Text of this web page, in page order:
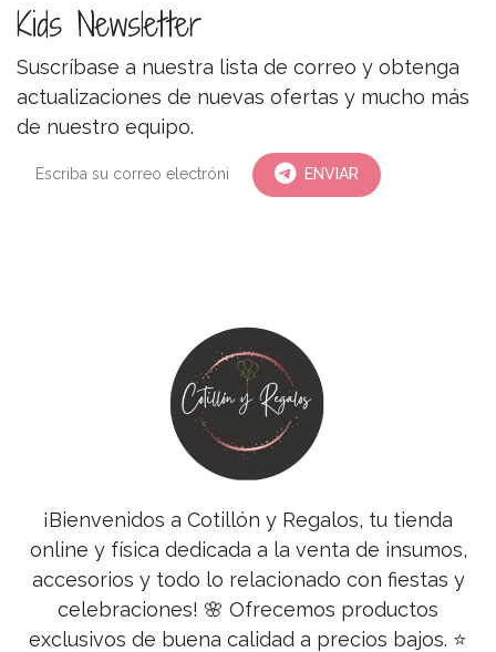
Kids Newsletter
Suscríbase a nuestra lista de correo y obtenga
actualizaciones de nuevas ofertas y mucho más
de nuestro equipo.
ENVIAR
¡Bienvenidos a Cotillón y Regalos, tu tienda
online y física dedicada a la venta de insumos,
accesorios y todo lo relacionado con fiestas y
celebraciones! 🌸 Ofrecemos productos
exclusivos de buena calidad a precios bajos. ⭐